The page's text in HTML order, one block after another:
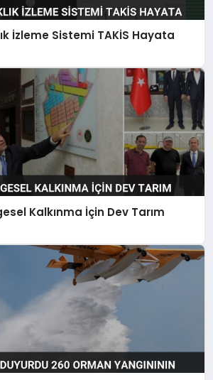
İzleme Sistemi TAKİS Hayata
Kalkınma İçin Dev Tarım